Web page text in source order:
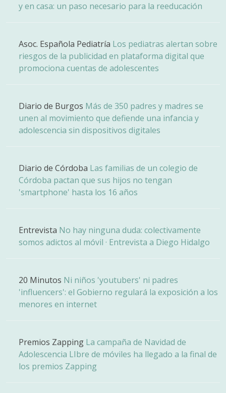
y en casa: un paso necesario para la reeducación
Asoc. Española Pediatría Los pediatras alertan sobre
riesgos de la publicidad en plataforma digital que
promociona cuentas de adolescentes
Diario de Burgos Más de 350 padres y madres se
unen al movimiento que defiende una infancia y
adolescencia sin dispositivos digitales
Diario de Córdoba Las familias de un colegio de
Córdoba pactan que sus hijos no tengan
'smartphone' hasta los 16 años
Entrevista No hay ninguna duda: colectivamente
somos adictos al móvil · Entrevista a Diego Hidalgo
20 Minutos Ni niños 'youtubers' ni padres
'influencers': el Gobierno regulará la exposición a los
menores en internet
Premios Zapping La campaña de Navidad de
Adolescencia LIbre de móviles ha llegado a la final de
los premios Zapping